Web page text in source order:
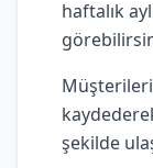
haftalık
şekilde